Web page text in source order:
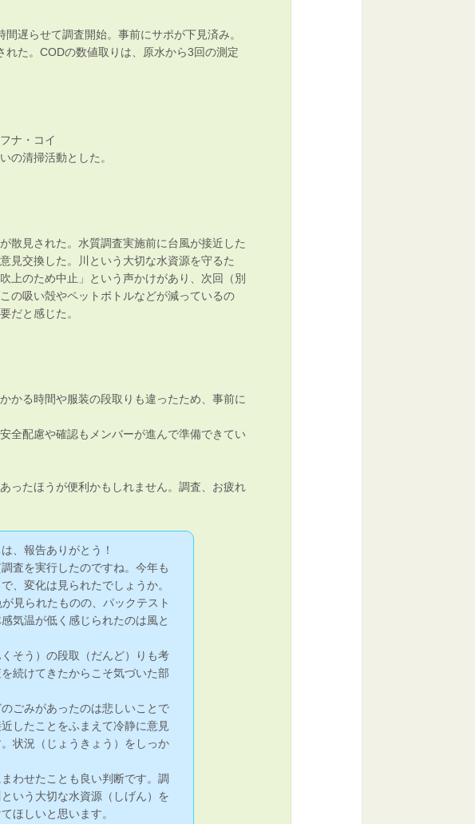
遅らせて調査開始。事前にサポが下見済み。
た。CODの数値取りは、原水から3回の測定
ナ・コイ
の清掃活動とした。
散見された。水質調査実施前に台風が接近した
見交換した。川という大切な水資源を守るた
上のため中止」という声かけがあり、次回（別
の吸い殻やペットボトルなどが減っているの
要だと感じた。
かる時間や服装の段取りも違ったため、事前に
全配慮や確認もメンバーが進んで準備できてい
ったほうが便利かもしれません。調査、お疲れ
、報告ありがとう！
査を実行したのですね。今年も
、変化は見られたでしょうか。
見られたものの、パックテスト
気温が低く感じられたのは風と
そう）の段取（だんど）りも考
続けてきたからこそ気づいた部
ごみがあったのは悲しいことで
したことをふまえて冷静に意見
状況（じょうきょう）をしっか
わせたことも良い判断です。調
いう大切な水資源（しげん）を
ほしいと思います。